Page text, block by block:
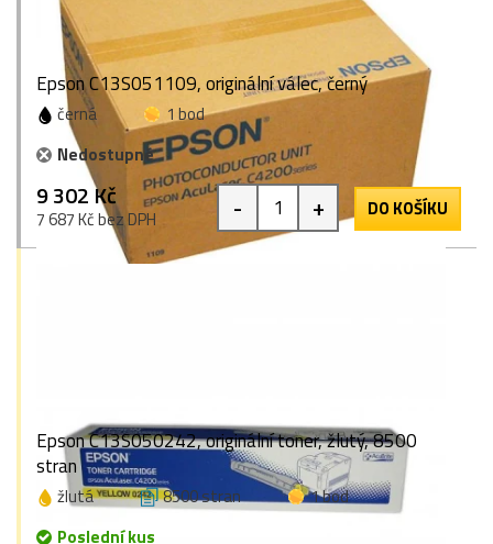
Epson C13S051109, originální válec, černý
černá
1 bod
Nedostupné
9 302 Kč
7 687 Kč bez DPH - + DO KOŠÍKU
Epson C13S050242, originální toner, žlutý, 8500
stran
žlutá 8500 stran
1 bod
Poslední kus